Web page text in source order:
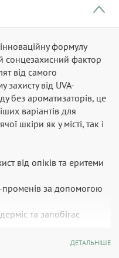
формулу
сонцезахисний фактор
від самого
від UVA-
без ароматизаторів, це
варіантів для
шкіри як у місті, так і
від опіків та еритеми
променів за допомогою
та запобігає
ДЕТАЛЬНІШЕ